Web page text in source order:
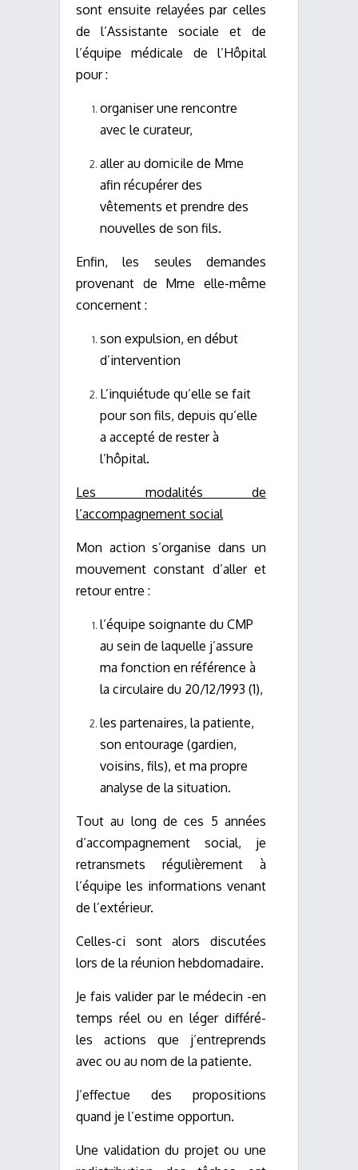
sont ensuite relayées par celles
de l’Assistante sociale et de
l’équipe médicale de l’Hôpital
pour :
organiser une rencontre
avec le curateur,
aller au domicile de Mme
afin récupérer des
vêtements et prendre des
nouvelles de son fils.
Enfin, les seules demandes
provenant de Mme elle-même
concernent :
son expulsion, en début
d’intervention
L’inquiétude qu’elle se fait
pour son fils, depuis qu’elle
a accepté de rester à
l’hôpital.
Les modalités de
l’accompagnement social
Mon action s’organise dans un
mouvement constant d’aller et
retour entre :
l’équipe soignante du CMP
au sein de laquelle j’assure
ma fonction en référence à
la circulaire du 20/12/1993 (1),
les partenaires, la patiente,
son entourage (gardien,
voisins, fils), et ma propre
analyse de la situation.
Tout au long de ces 5 années
d’accompagnement social, je
retransmets régulièrement à
l’équipe les informations venant
de l’extérieur.
Celles-ci sont alors discutées
lors de la réunion hebdomadaire.
Je fais valider par le médecin -en
temps réel ou en léger différé-
les actions que j’entreprends
avec ou au nom de la patiente.
J’effectue des propositions
quand je l’estime opportun.
Une validation du projet ou une